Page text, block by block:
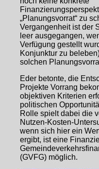
„Planungsvorrat“ zu
Vergangenheit ist der
leer ausgegangen,
Verfügung gestellt
Konjunktur zu
solchen
Eder betonte, die
Projekte Vorrang
objektiven Kriterien
politischen
Rolle spielt dabei die
Nutzen-Kosten-
wenn sich hier ein
ergibt, ist eine
(GVFG) möglich.